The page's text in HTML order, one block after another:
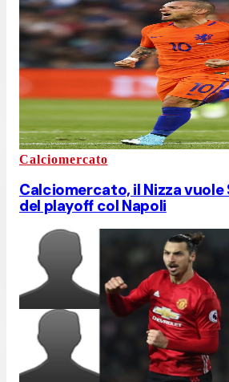
Calciomercato
Calciomercato, il Nizza vuole
del playoff col Napoli